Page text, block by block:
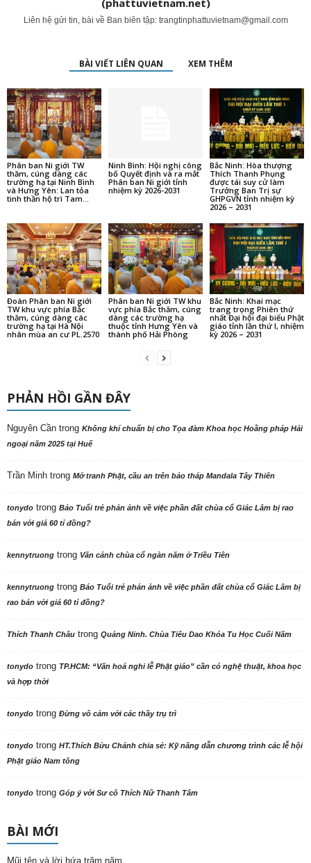
Liên hệ gửi tin, bài về Ban biên tập: trangtinphattuvietnam@gmail.com
BÀI VIẾT LIÊN QUAN XEM THÊM
Phân ban Ni giới TW
thăm, cúng dàng các
trường hạ tại Ninh Bình
và Hưng Yên: Lan tỏa
tinh thần hộ trì Tam...
Ninh Bình: Hội nghị công
bố Quyết định và ra mắt
Phân ban Ni giới tỉnh
nhiệm kỳ 2026-2031
Bắc Ninh: Hòa thượng
Thích Thanh Phụng
được tái suy cử làm
Trưởng Ban Trị sự
GHPGVN tỉnh nhiệm kỳ
2026 – 2031
Đoàn Phân ban Ni giới
TW khu vực phía Bắc
thăm, cúng dàng các
trường hạ tại Hà Nội
nhân mùa an cư PL.2570
Phân ban Ni giới TW khu
vực phía Bắc thăm, cúng
dàng các trường hạ
thuộc tỉnh Hưng Yên và
thành phố Hải Phòng
Bắc Ninh: Khai mạc
trang trọng Phiên thứ
nhất Đại hội đại biểu Phật
giáo tỉnh lần thứ I, nhiệm
kỳ 2026 – 2031
PHẢN HỒI GẦN ĐÂY
Nguyên Cần trong Không khí chuẩn bị cho Tọa đàm Khoa học Hoằng pháp Hải
ngoại năm 2025 tại Huế
Trần Minh trong Mở tranh Phật, cầu an trên bảo tháp Mandala Tây Thiên
tonydo trong Báo Tuổi trẻ phản ảnh về việc phần đất chùa cổ Giác Lâm bị rao
bán với giá 60 tỉ đồng?
kennytruong trong Vãn cảnh chùa cổ ngàn năm ở Triều Tiên
kennytruong trong Báo Tuổi trẻ phản ảnh về việc phần đất chùa cổ Giác Lâm bị
rao bán với giá 60 tỉ đồng?
Thích Thanh Châu trong Quảng Ninh. Chùa Tiêu Dao Khóa Tu Học Cuối Năm
tonydo trong TP.HCM: “Văn hoá nghi lễ Phật giáo” cần có nghệ thuật, khoa học
và hợp thời
tonydo trong Đừng vô cảm với các thầy trụ trì
tonydo trong HT.Thích Bửu Chánh chia sẻ: Kỹ năng dẫn chương trình các lễ hội
Phật giáo Nam tông
tonydo trong Góp ý với Sư cô Thích Nữ Thanh Tâm
BÀI MỚI
Mũi tên và lời hứa trăm năm